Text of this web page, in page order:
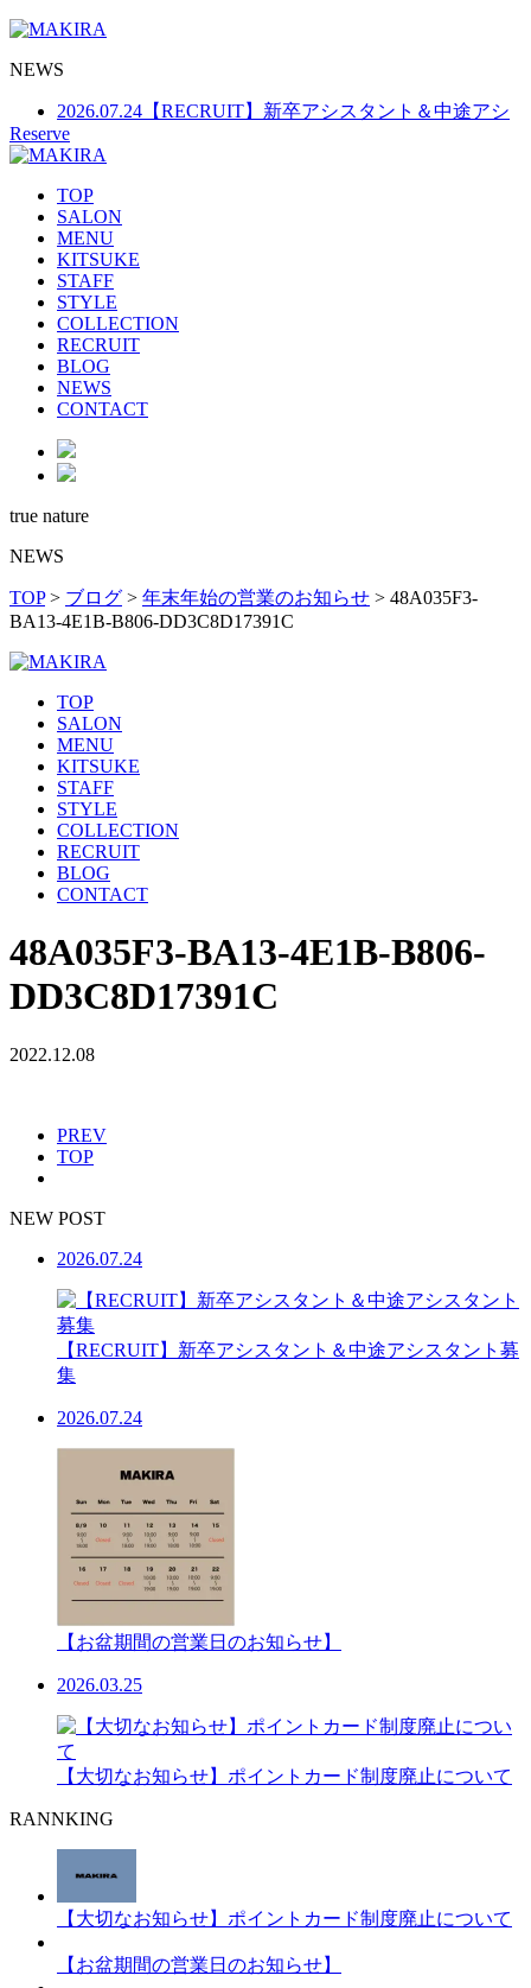
NEWS
2026.07.24
スタント募集
2026.07.24
2026.03.25
について
Reserve
TOP
SALON
MENU
KITSUKE
STAFF
STYLE
COLLECTION
RECRUIT
BLOG
NEWS
CONTACT
true nature
NEWS
TOP> ブログ > 年末年始の営業のお知らせ > 48A035F3-
BA13-4E1B-B806-DD3C8D17391C
TOP
SALON
MENU
KITSUKE
STAFF
STYLE
COLLECTION
RECRUIT
BLOG
CONTACT
48A035F3-BA13-4E1B-B806-
DD3C8D17391C
2022.12.08
PREV
TOP
NEW POST
2026.07.24
【RECRUIT】新卒アシスタント＆中途アシスタント募
集
2026.07.24
【お盆期間の営業日のお知らせ】
2026.03.25
【大切なお知らせ】ポイントカード制度廃止について
RANNKING
【大切なお知らせ】ポイントカード制度廃止について
【お盆期間の営業日のお知らせ】